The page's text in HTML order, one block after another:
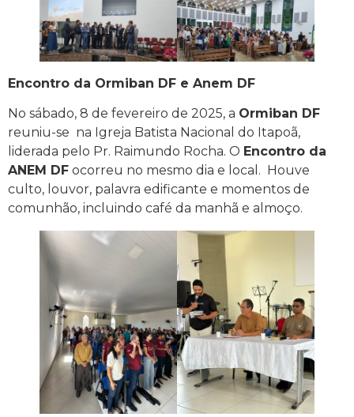
Encontro da Ormiban DF e Anem DF
No sábado, 8 de fevereiro de 2025, a Ormiban DF
reuniu-se na Igreja Batista Nacional do Itapoã,
liderada pelo Pr. Raimundo Rocha. O Encontro da
ANEM DF ocorreu no mesmo dia e local. Houve
culto, louvor, palavra edificante e momentos de
comunhão, incluindo café da manhã e almoço.